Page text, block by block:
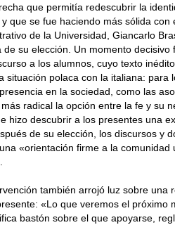
que permitía redescubrir la
que se fue haciendo más sólida
de la Universidad, Giancarlo
de su elección. Un momento
a los alumnos, cuyo texto
situación polaca con la italiana:
en la sociedad, como las
radical la opción entre la fe y su
hizo descubrir a los presentes una
de su elección, los discursos y
«orientación firme a la
también arrojó luz sobre una
«Lo que veremos el
bastón sobre el que apoyarse,